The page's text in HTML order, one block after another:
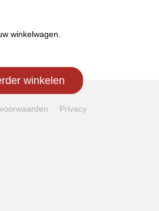
winkelwagen.
winkelen
Privacy